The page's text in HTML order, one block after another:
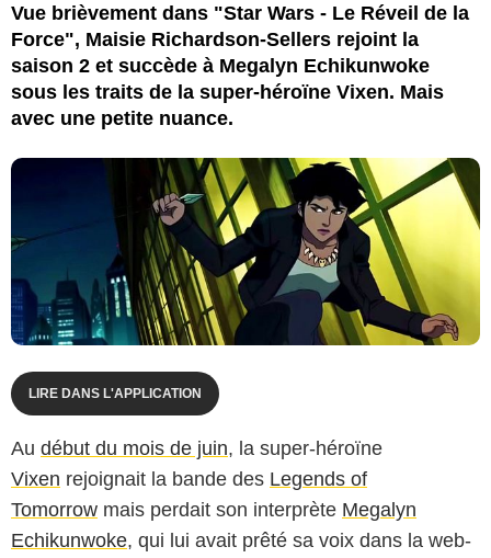
Vue brièvement dans "Star Wars - Le Réveil de la
Force", Maisie Richardson-Sellers rejoint la
saison 2 et succède à Megalyn Echikunwoke
sous les traits de la super-héroïne Vixen. Mais
avec une petite nuance.
LIRE DANS L'APPLICATION
Au début du mois de juin, la super-héroïne
Vixen rejoignait la bande des Legends of
Tomorrow mais perdait son interprète Megalyn
Echikunwoke, qui lui avait prêté sa voix dans la web-